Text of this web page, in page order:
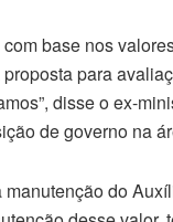
base nos
para
disse o ex-
de governo na
manutenção do